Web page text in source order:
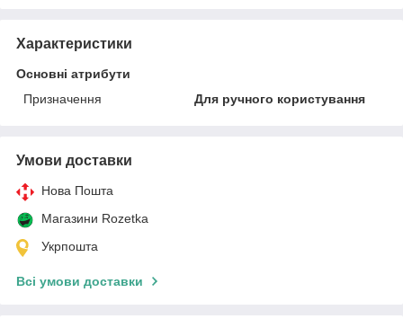
Характеристики
Основні атрибути
Призначення
Для ручного користування
Умови доставки
Нова Пошта
Магазини Rozetka
Укрпошта
Всі умови доставки